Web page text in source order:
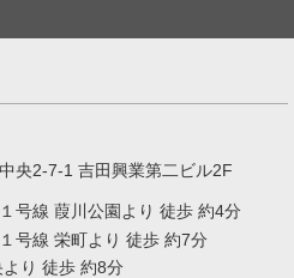
央2-7-1 吉田興業第二ビル2F
号線 葭川公園より 徒歩 約4分
号線 栄町より 徒歩 約7分
り 徒歩 約8分